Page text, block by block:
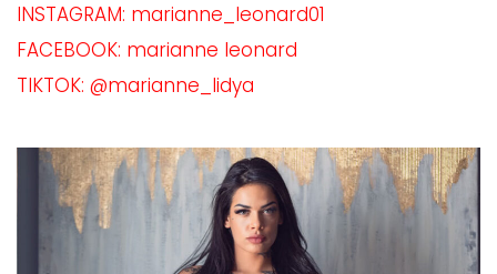
INSTAGRAM: marianne_leonard01
FACEBOOK: marianne leonard
TIKTOK: @marianne_lidya